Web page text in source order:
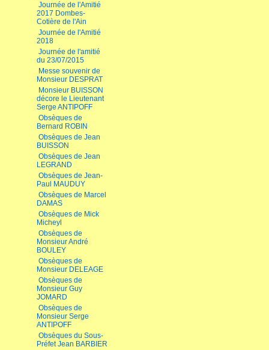
Journée de l'Amitié
2017 Dombes-
Cotière de l'Ain
Journée de l'Amitié
2018
Journée de l'amitié
du 23/07/2015
Messe souvenir de
Monsieur DESPRAT
Monsieur BUISSON
décore le Lieutenant
Serge ANTIPOFF
Obsèques de
Bernard ROBIN
Obsèques de Jean
BUISSON
Obsèques de Jean
LEGRAND
Obsèques de Jean-
Paul MAUDUY
Obsèques de Marcel
DAMAS
Obsèques de Mick
Micheyl
Obsèques de
Monsieur André
BOULEY
Obsèques de
Monsieur DELEAGE
Obsèques de
Monsieur Guy
JOMARD
Obsèques de
Monsieur Serge
ANTIPOFF
Obsèques du Sous-
Préfet Jean BARBIER